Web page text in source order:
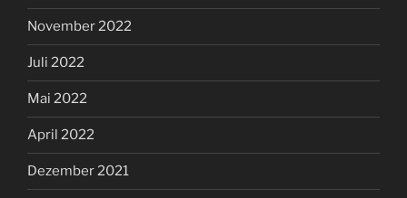
November 2022
Juli 2022
Mai 2022
April 2022
Dezember 2021